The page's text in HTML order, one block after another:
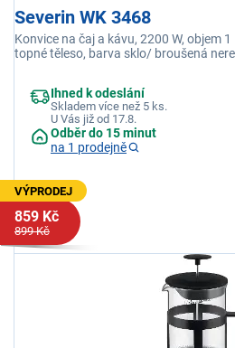
Severin WK 3468
Konvice na čaj a kávu, 2200 W, objem
topné těleso, barva sklo/ broušená
Ihned k odeslání
Skladem více než 5 ks.
U Vás již od 17.8.
Odběr do 15 minut
na 1 prodejně
VÝPRODEJ
859 Kč
899 Kč